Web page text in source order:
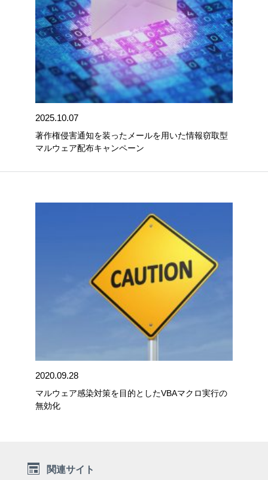
2025.10.07
著作権侵害通知を装ったメールを用いた情報窃取型
マルウェア配布キャンペーン
2020.09.28
マルウェア感染対策を目的としたVBAマクロ実行の
無効化
関連サイト